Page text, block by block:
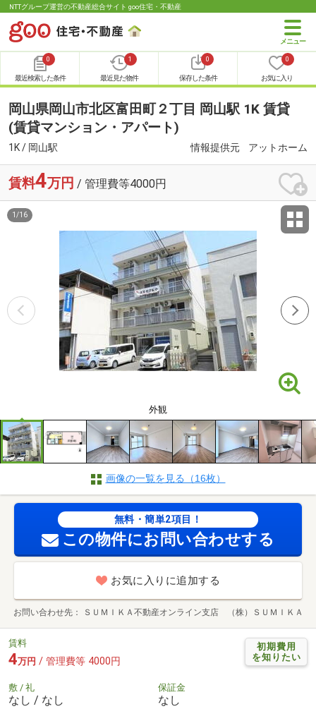
NTTグループ運営の不動産総合サイト goo住宅・不動産
0
最近検索した条件
1
最近見た物件
0
保存した条件
0
お気に入り
岡山県岡山市北区富田町２丁目 岡山駅 1K 賃貸
(賃貸マンション・アパート)
1K / 岡山駅 情報提供元 アットホーム
賃料4万円 / 管理費等4000円
外観
1 /16
画像の一覧を見る（16枚）
無料・簡単2項目！
この物件にお問い合わせする
お気に入りに追加する
お問い合わせ先 ＳＵＭＩＫＡ不動産オンライン支店 （株）ＳＵＭＩＫＡ
初期費用
を知りたい
賃料
4万円 / 管理費等 4000円
敷 / 礼
なし / なし
保証金
なし